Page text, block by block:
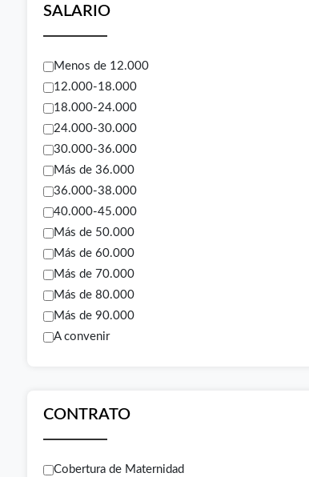
SALARIO
Menos de 12.000
12.000-18.000
18.000-24.000
24.000-30.000
30.000-36.000
Más de 36.000
36.000-38.000
40.000-45.000
Más de 50.000
Más de 60.000
Más de 70.000
Más de 80.000
Más de 90.000
A convenir
CONTRATO
Cobertura de Maternidad